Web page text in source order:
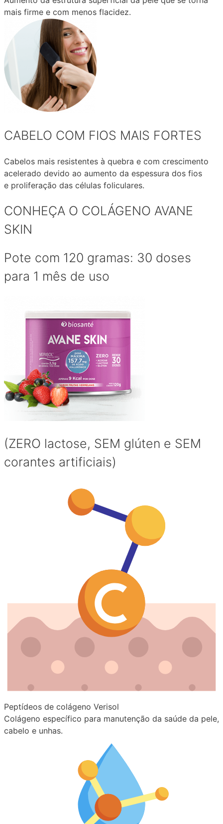
mais firme e com menos flacidez.
CABELO COM FIOS MAIS FORTES
Cabelos mais resistentes à quebra e com crescimento
acelerado devido ao aumento da espessura dos fios
e proliferação das células foliculares.
CONHEÇA O COLÁGENO AVANE
SKIN
Pote com 120 gramas: 30 doses
para 1 mês de uso
(ZERO lactose, SEM glúten e SEM
corantes artificiais)
Peptídeos de colágeno Verisol
Colágeno específico para manutenção da saúde da pele,
cabelo e unhas.